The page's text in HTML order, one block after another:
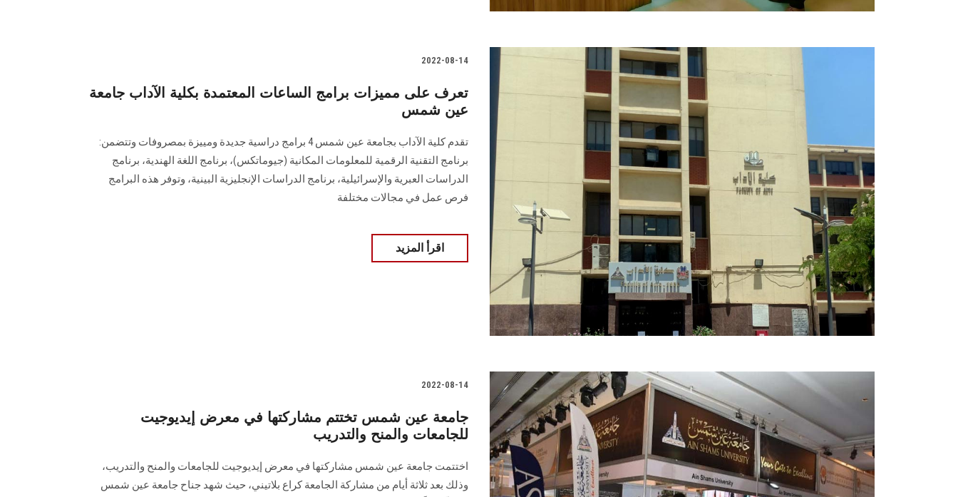
2022-08-14
تعرف على مميزات برامج الساعات المعتمدة بكلية الآداب جامعة
عين شمس
تقدم كلية الآداب بجامعة عين شمس 4 برامج دراسية جديدة ومييزة بمصروفات وتتضمن:
برنامج التقنية الرقمية للمعلومات المكانية (جيوماتكس)، برنامج اللغة الهندية، برنامج
الدراسات العبرية والإسرائيلية، برنامج الدراسات الإنجليزية البينية، وتوفر هذه البرامج
فرص عمل في مجالات مختلفة
اقرأ المزيد
2022-08-14
جامعة عين شمس تختتم مشاركتها في معرض إيديوجيت
للجامعات والمنح والتدريب
اختتمت جامعة عين شمس مشاركتها في معرض إيديوجيت للجامعات والمنح والتدريب،
وذلك بعد ثلاثة أيام من مشاركة الجامعة كراع بلاتيني، حيث شهد جناح جامعة عين شمس